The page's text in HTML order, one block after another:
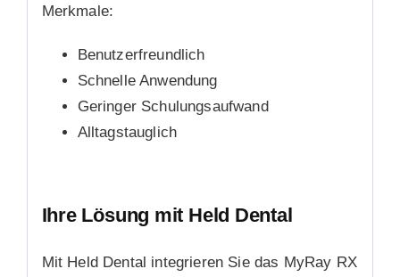
Merkmale:
Benutzerfreundlich
Schnelle Anwendung
Geringer Schulungsaufwand
Alltagstauglich
Ihre Lösung mit Held Dental
Mit Held Dental integrieren Sie das MyRay RX